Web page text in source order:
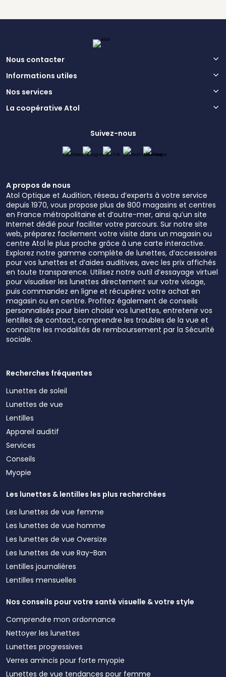
Nous contacter
Informations utiles
Nos services
La coopérative Atol
Suivez-nous
A propos de nous
Atol Optique et Audition, réseau d’experts à votre service
depuis 1970, vous propose plus de 800 magasins et centres
en France métropolitaine et d’outre-mer, ainsi qu’un site
Internet dédié pour faciliter votre parcours. Sur notre site
web, préparez facilement votre visite dans un magasin ou
centre Atol le plus proche grâce à une carte interactive.
Explorez notre gamme complète de lunettes, d’accessoires
pour vos lunettes et d’aides auditives, avec les prix affichés
en toute transparence. Utilisez notre outil d’essayage virtuel
pour visualiser les lunettes directement sur votre visage,
puis commandez en ligne et récupérez votre achat en
magasin ou en centre. Profitez également de conseils
personnalisés pour bien choisir vos lunettes, entretenir vos
lentilles de contact, comprendre les troubles de la vue et
connaître les modalités de remboursement par la Sécurité
sociale.
Recherches fréquentes
Lunettes de soleil
Lunettes de vue
Lentilles
Appareil auditif
Services
Conseils
Myopie
Les lunettes & lentilles les plus recherchées
Les lunettes de vue femme
Les lunettes de vue homme
Les lunettes de vue Oversize
Les lunettes de vue Ray-Ban
Lentilles journalières
Lentilles mensuelles
Nos conseils pour votre santé visuelle & votre style
Comprendre mon ordonnance
Nettoyer les lunettes
Lunettes progressives
Verres amincis pour forte myopie
Lunettes de vue tendances pour femme